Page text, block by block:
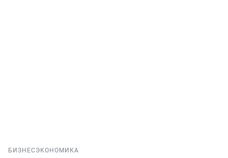
БИЗНЕС ЭКОНОМИКА